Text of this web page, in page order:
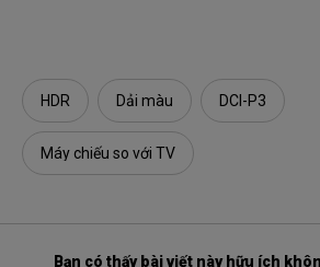
HDR Dải màu DCI-P3
Máy chiếu so với TV
Bạn có thấy bài viết này hữu ích